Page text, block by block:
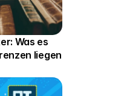
Was es
liegen